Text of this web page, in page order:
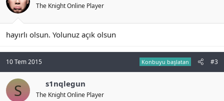
The Knight Online Player
hayırlı olsun. Yolunuz açık olsun
10 Tem 2015 Konbuyu başlatan #3
S s1nqlegun
The Knight Online Player